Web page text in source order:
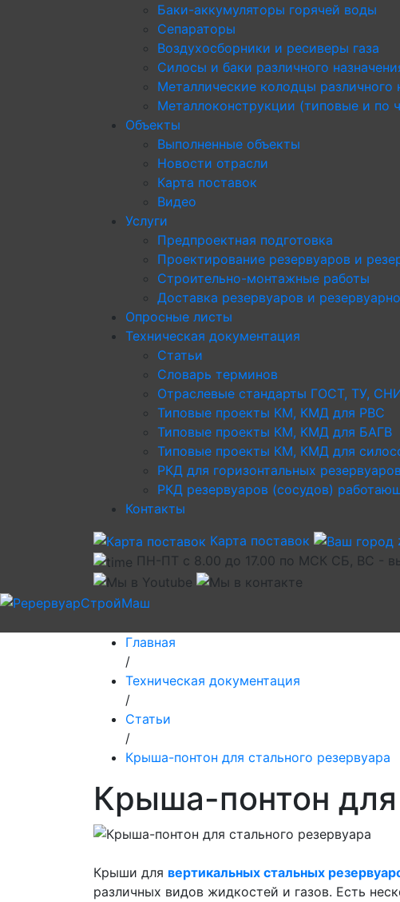
Баки-аккумуляторы горячей воды
Сепараторы
Воздухосборники и ресиверы газа
Силосы и баки различного
Металлические колодцы различного
Металлоконструкции (типовые и по
Объекты
Выполненные объекты
Новости отрасли
Карта поставок
Видео
Услуги
Предпроектная подготовка
Проектирование резервуаров и
Строительно-монтажные работы
Доставка резервуаров и
Опросные листы
Техническая документация
Статьи
Словарь терминов
Отраслевые стандарты ГОСТ, ТУ,
Типовые проекты КМ, КМД для РВС
Типовые проекты КМ, КМД для БАГВ
Типовые проекты КМ, КМД для
РКД для горизонтальных
РКД резервуаров (сосудов)
Контакты
Карта поставок
ПН-ПТ с 8.00 до 17.00 по МСК СБ, ВС -
Главная
/
Техническая документация
/
Статьи
/
Крыша-понтон для стального резервуара
Крыша-понтон для
Крыши для вертикальных стальных
различных видов жидкостей и газов. Есть